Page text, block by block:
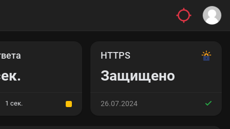
1 сек.
HTTPS
Защищено
26.07.2024